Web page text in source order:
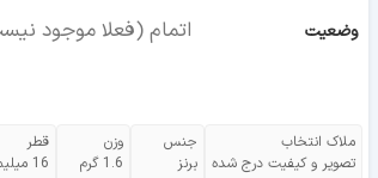
وضعیت اتمام (فعلا موجود
ملاک انتخاب
تصویر و کیفیت درج شده
جنس
برنز
وزن
1.6 گرم
قطر
16 میلیمتر